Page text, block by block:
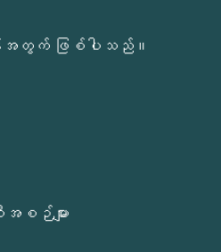
က် ဖြစ်ပါသည်။
အစဉ်များ